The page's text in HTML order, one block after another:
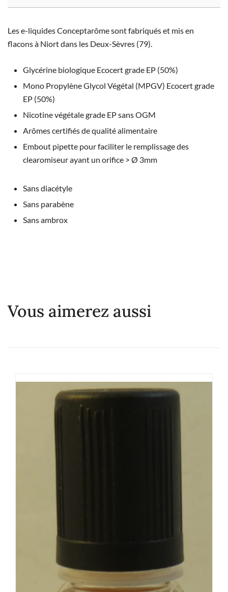
Les e-liquides Conceptarôme sont fabriqués et mis en
flacons à Niort dans les Deux-Sèvres (79).
Glycérine biologique Ecocert grade EP (50%)
Mono Propylène Glycol Végétal (MPGV) Ecocert grade
EP (50%)
Nicotine végétale grade EP sans OGM
Arômes certifiés de qualité alimentaire
Embout pipette pour faciliter le remplissage des
clearomiseur ayant un orifice > Ø 3mm
Sans diacétyle
Sans parabène
Sans ambrox
Vous aimerez aussi